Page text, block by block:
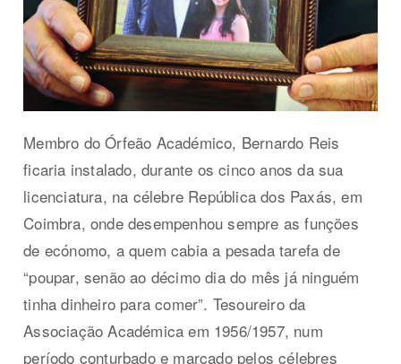
Membro do Órfeão Académico, Bernardo Reis
ficaria instalado, durante os cinco anos da sua
licenciatura, na célebre República dos Paxás, em
Coimbra, onde desempenhou sempre as funções
de ecónomo, a quem cabia a pesada tarefa de
“poupar, senão ao décimo dia do mês já ninguém
tinha dinheiro para comer”. Tesoureiro da
Associação Académica em 1956/1957, num
período conturbado e marcado pelos célebres